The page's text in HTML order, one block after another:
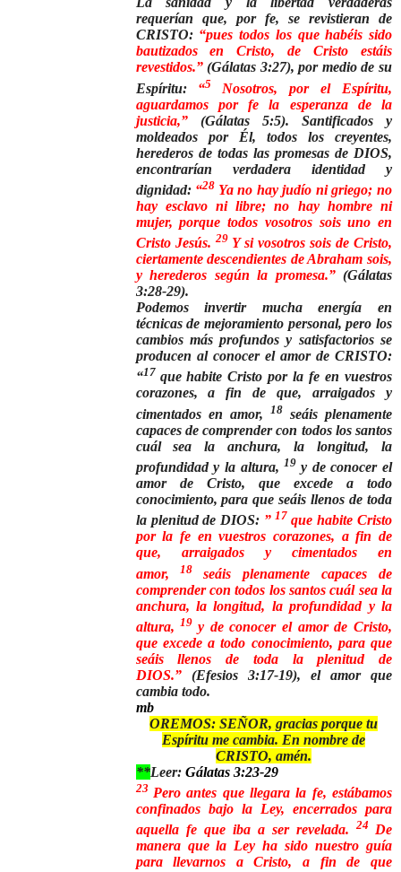
requerían que, por fe, se revistieran de
CRISTO: “pues todos los que habéis sido
bautizados en Cristo, de Cristo estáis
revestidos.”(Gálatas 3:27), por medio de su
Espíritu: “5 Nosotros, por el Espíritu,
aguardamos por fe la esperanza de la
justicia,”(Gálatas 5:5). Santificados y
moldeados por Él, todos los creyentes,
herederos de todas las promesas de DIOS,
encontrarían verdadera identidad y
dignidad: “28 Ya no hay judío ni griego; no
hay esclavo ni libre; no hay hombre ni
mujer, porque todos vosotros sois uno en
Cristo Jesús. 29 Y si vosotros sois de Cristo,
ciertamente descendientes de Abraham sois,
y herederos según la promesa.” (Gálatas
3:28-29).
Podemos invertir mucha energía en
técnicas de mejoramiento personal, pero los
cambios más profundos y satisfactorios se
producen al conocer el amor de CRISTO:
“17 que habite Cristo por la fe en vuestros
corazones, a fin de que, arraigados y
cimentados en amor,18 seáis plenamente
capaces de comprender con todos los santos
cuál sea la anchura, la longitud, la
profundidad y la altura,19 y de conocer el
amor de Cristo, que excede a todo
conocimiento, para que seáis llenos de toda
la plenitud de DIOS: ” 17 que habite Cristo
por la fe en vuestros corazones, a fin de
que, arraigados y cimentados en
amor,18 seáis plenamente capaces de
comprender con todos los santos cuál sea la
anchura, la longitud, la profundidad y la
altura,19 y de conocer el amor de Cristo,
que excede a todo conocimiento, para que
seáis llenos de toda la plenitud de
DIOS.”
(Efesios 3:17-19), el amor que
cambia todo.
mb
OREMOS: SEÑOR, gracias porque tu
Espíritu me cambia. En nombre de
CRISTO, amén.
**Leer: Gálatas 3:23-29
23 Pero antes que llegara la fe, estábamos
confinados bajo la Ley, encerrados para
aquella fe que iba a ser revelada. 24 De
manera que la Ley ha sido nuestro guía
para llevarnos a Cristo, a fin de que